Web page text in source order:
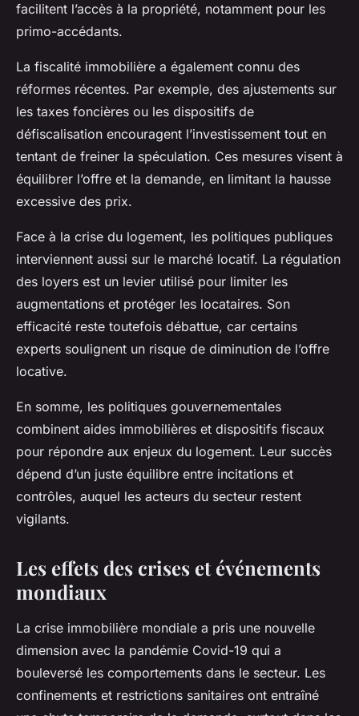
facilitent l’accès à la propriété, notamment pour les
primo-accédants.
La fiscalité immobilière a également connu des
réformes récentes. Par exemple, des ajustements sur
les taxes foncières ou les dispositifs de
défiscalisation encouragent l’investissement tout en
tentant de freiner la spéculation. Ces mesures visent à
équilibrer l’offre et la demande, en limitant la hausse
excessive des prix.
Face à la crise du logement, les politiques publiques
interviennent aussi sur le marché locatif. La régulation
des loyers est un levier utilisé pour limiter les
augmentations et protéger les locataires. Son
efficacité reste toutefois débattue, car certains
experts soulignent un risque de diminution de l’offre
locative.
En somme, les politiques gouvernementales
combinent aides immobilières et dispositifs fiscaux
pour répondre aux enjeux du logement. Leur succès
dépend d’un juste équilibre entre incitations et
contrôles, auquel les acteurs du secteur restent
vigilants.
Les effets des crises et événements
mondiaux
La crise immobilière mondiale a pris une nouvelle
dimension avec la pandémie Covid-19 qui a
bouleversé les comportements dans le secteur. Les
confinements et restrictions sanitaires ont entraîné